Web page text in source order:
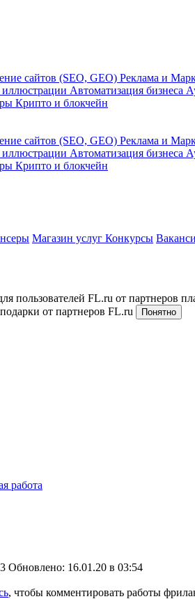
сайтов (SEO, GEO) Реклама и
Автоматизация бизнеса
Крипто и блокчейн
сайтов (SEO, GEO) Реклама и
Автоматизация бизнеса
Крипто и блокчейн
Магазин услуг Конкурсы
пользователей FL.ru от партнеров
от партнеров FL.ru
Понятно
работа
Обновлено: 16.01.20 в 03:54
, чтобы комментировать работы